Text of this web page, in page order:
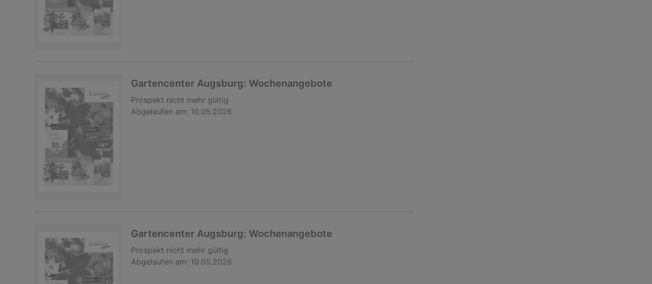
Gartencenter Augsburg: Wochenangebote
Prospekt nicht mehr gültig
Abgelaufen am: 10.05.2026
Gartencenter Augsburg: Wochenangebote
Prospekt nicht mehr gültig
Abgelaufen am: 10.05.2026